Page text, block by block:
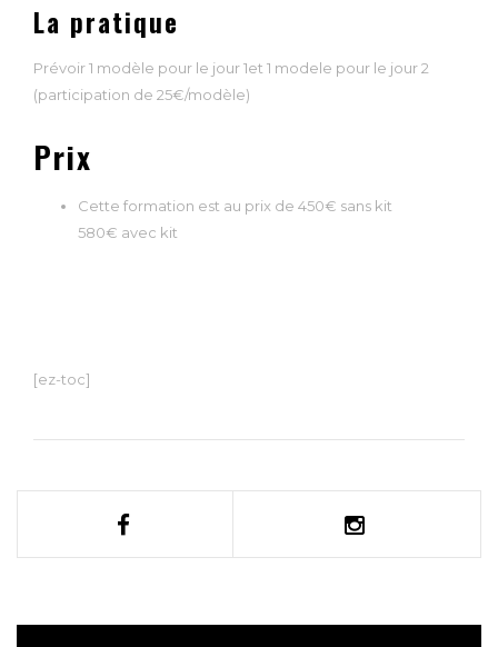
La pratique
Prévoir 1 modèle pour le jour 1et 1 modele pour le jour 2
(participation de 25€/modèle)
Prix
Cette formation est au prix de 450€ sans kit
580€ avec kit
[ez-toc]